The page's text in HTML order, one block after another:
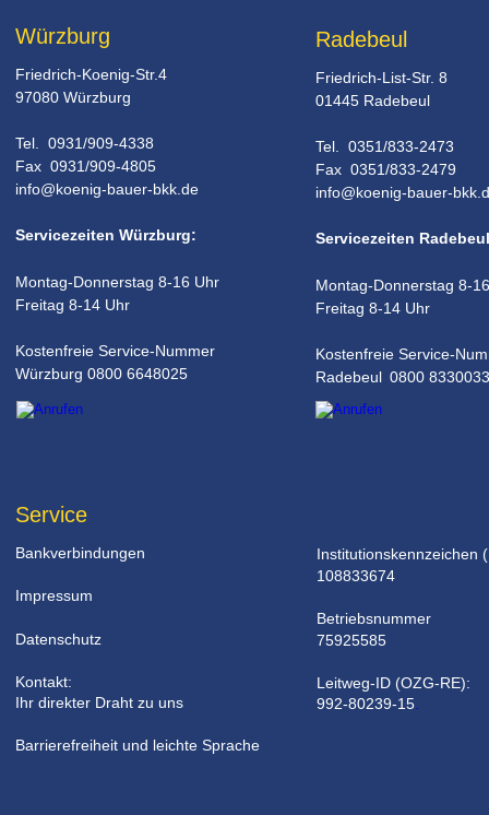
Würzburg
Friedrich-Koenig-Str.4
97080 Würzburg
Tel.  0931/909-4338
Fax  0931/909-4805
info@koenig-bauer-bkk.de
Servicezeiten Würzburg:
Montag-Donnerstag 8-16 Uhr
Freitag 8-14 Uhr
Kostenfreie Service-Nummer
Würzburg 0800 6648025
Radebeul
Friedrich-List-Str. 8
01445 Radebeul
Tel.  0351/833-2473
Fax  0351/833-2479
info@koenig-bauer-
Servicezeiten
Montag-Donnerstag 8-
Freitag 8-14 Uhr
Kostenfreie Service-
Radebeul 0800 8330033
Service
Bankverbindungen
Impressum
Datenschutz
Kontakt:
Ihr direkter Draht zu uns
Barrierefreiheit und leichte Sprache
Institutionskennzeichen
108833674
Betriebsnummer
75925585
Leitweg-ID (OZG-RE):
992-80239-15